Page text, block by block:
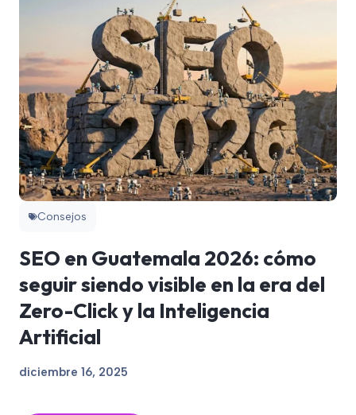
Consejos
SEO en Guatemala 2026: cómo
seguir siendo visible en la era del
Zero-Click y la Inteligencia
Artificial
diciembre 16, 2025